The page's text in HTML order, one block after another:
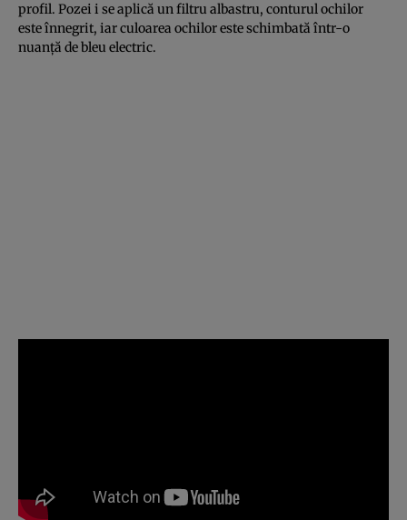
profil. Pozei i se aplică un filtru albastru, conturul ochilor
este înnegrit, iar culoarea ochilor este schimbată într-o
nuanţă de bleu electric.